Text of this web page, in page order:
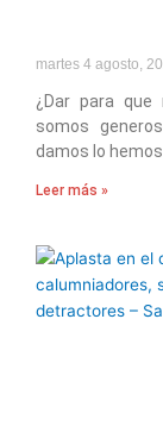
martes 4 agosto,
¿Dar para
somos
damos lo
Leer más »